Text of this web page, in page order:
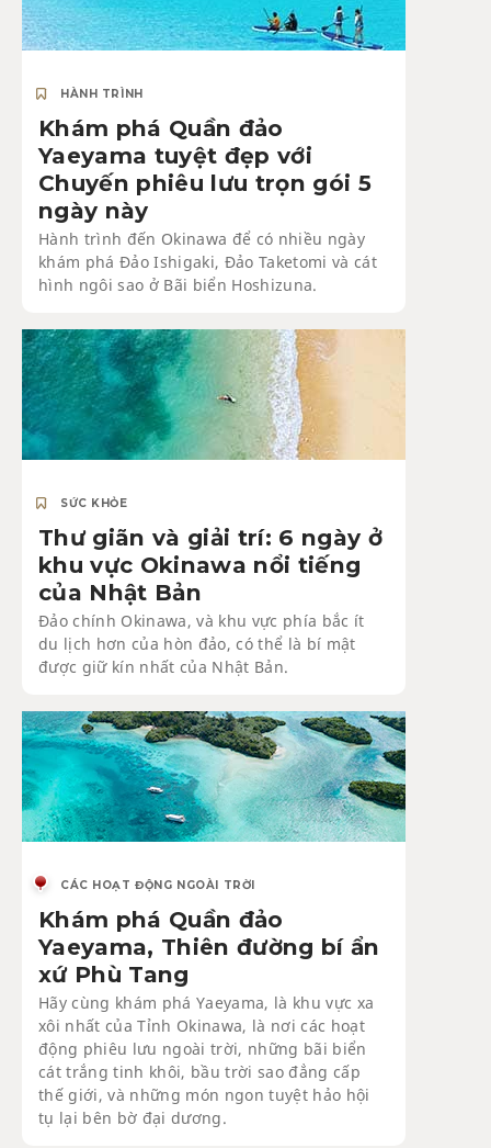
HÀNH TRÌNH
Khám phá Quần đảo
Yaeyama tuyệt đẹp với
Chuyến phiêu lưu trọn gói 5
ngày này
Hành trình đến Okinawa để có nhiều ngày
khám phá Đảo Ishigaki, Đảo Taketomi và cát
hình ngôi sao ở Bãi biển Hoshizuna.
SỨC KHỎE
Thư giãn và giải trí: 6 ngày ở
khu vực Okinawa nổi tiếng
của Nhật Bản
Đảo chính Okinawa, và khu vực phía bắc ít
du lịch hơn của hòn đảo, có thể là bí mật
được giữ kín nhất của Nhật Bản.
CÁC HOẠT ĐỘNG NGOÀI TRỜI
Khám phá Quần đảo
Yaeyama, Thiên đường bí ẩn
xứ Phù Tang
Hãy cùng khám phá Yaeyama, là khu vực xa
xôi nhất của Tỉnh Okinawa, là nơi các hoạt
động phiêu lưu ngoài trời, những bãi biển
cát trắng tinh khôi, bầu trời sao đẳng cấp
thế giới, và những món ngon tuyệt hảo hội
tụ lại bên bờ đại dương.